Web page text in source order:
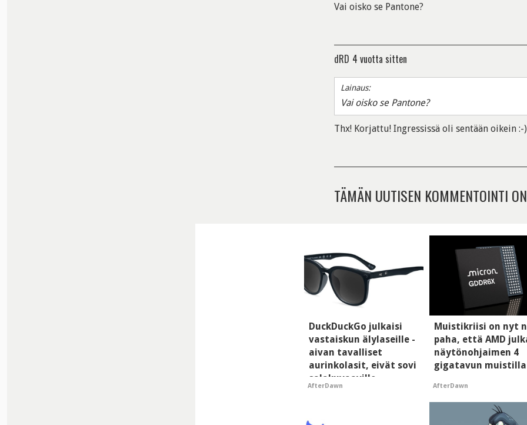
Vai oisko se Pantone?
dRD 4 vuotta sitten
Lainaus:
Vai oisko se Pantone?
Thx! Korjattu! Ingressissä oli sentään oikein :-)
TÄMÄN UUTISEN KOMMENTOINTI
DuckDuckGo julkaisi
vastaiskun älylaseille -
aivan tavalliset
aurinkolasit, eivät sovi
salakuvaaville
hyypiöille
AfterDawn
Muistikriisi on nyt
paha, että AMD
näytönohjaimen 4
gigatavun muistilla
AfterDawn